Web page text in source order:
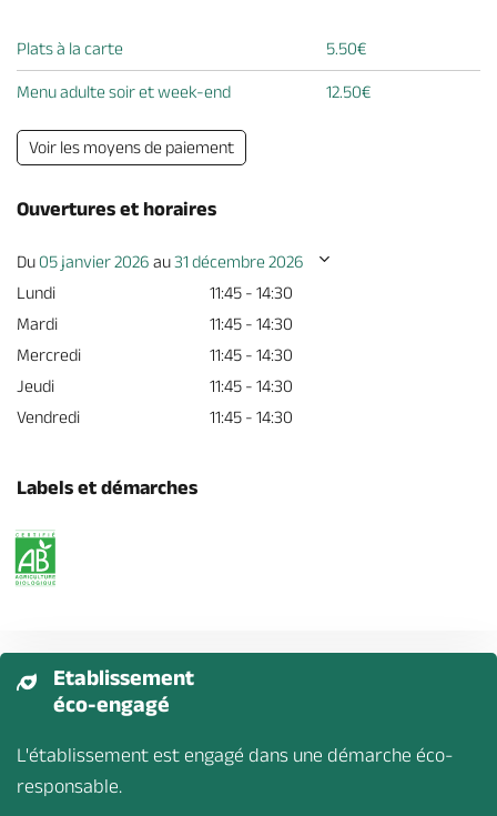
Plats à la carte 5.50€
Menu adulte soir et week-end 12.50€
Voir les moyens de paiement
Ouvertures et horaires
Du 05 janvier 2026 au31 décembre 2026
Lundi
11:45 - 14:30
Mardi
11:45 - 14:30
Mercredi
11:45 - 14:30
Jeudi
11:45 - 14:30
Vendredi
11:45 - 14:30
Labels et démarches
Etablissement
éco-engagé
L'établissement est engagé dans une démarche éco-
responsable.